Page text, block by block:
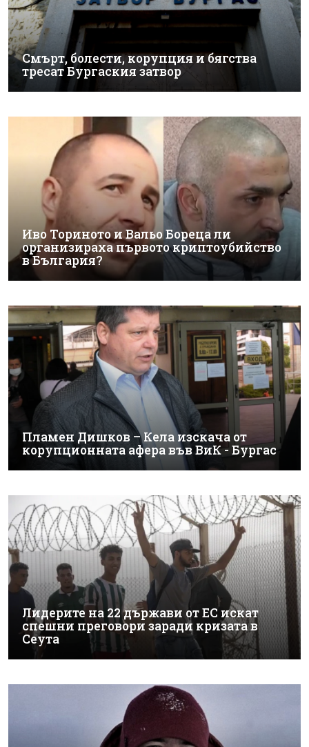
Смърт, болести, корупция и бягства
тресат Бургаския затвор
Иво Ториното и Вальо Бореца ли
организираха първото криптоубийство
в България?
Пламен Дишков – Кела изскача от
корупционната афера във ВиК - Бургас
Лидерите на 22 държави от ЕС искат
спешни преговори заради кризата в
Сеута